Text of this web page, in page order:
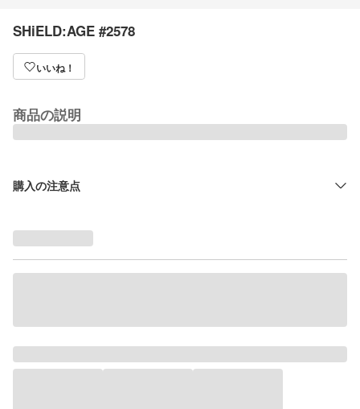
SHiELD:AGE #2578
いいね！
商品の説明
購入の注意点